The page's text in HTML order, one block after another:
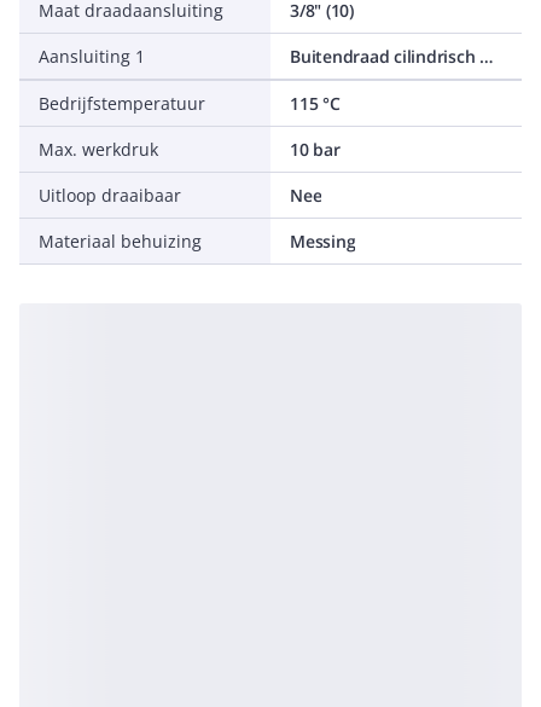
Maat draadaansluiting
3/8" (10)
Aansluiting 1
Buitendraad cilindrisch BSPP-G (ISO 228-1)
Bedrijfstemperatuur
115 °C
Max. werkdruk
10 bar
Uitloop draaibaar
Nee
Materiaal behuizing
Messing